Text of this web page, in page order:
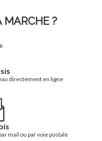
MARCHE ?
directement en ligne
mail ou par voie postale